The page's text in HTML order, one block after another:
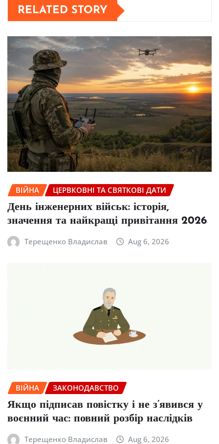
RELATED STORY
ВІЙНА ЦЕРВКОВНІ ТА СВЯТКОВІ ДАТИ
День інженерних військ: історія,
значення та найкращі привітання 2026
Терещенко Владислав Aug 6, 2026
ВІЙНА ЗАКОНОДАВСТВО
Якщо підписав повістку і не з’явився у
воєнний час: повний розбір наслідків
Терещенко Владислав Aug 6, 2026